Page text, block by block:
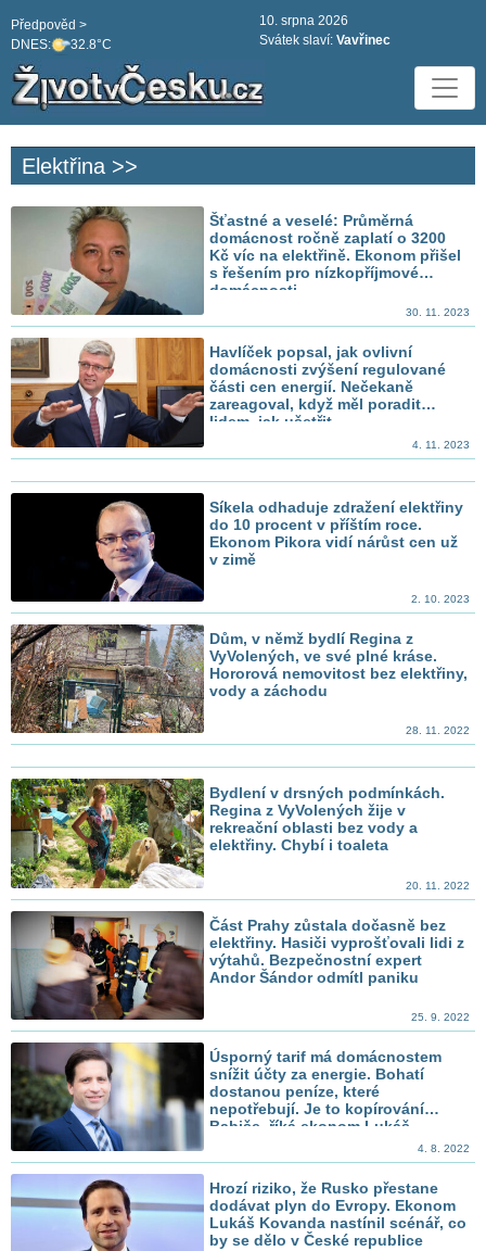
DNES: 32.8°C
Předpověd >
10. srpna 2026
Svátek slaví: Vavřinec
Elektřina >>
Šťastné a veselé: Průměrná
domácnost ročně zaplatí o 3200
Kč víc na elektřině. Ekonom přišel
s řešením pro nízkopříjmové
domácnosti
30. 11. 2023
Havlíček popsal, jak ovlivní
domácnosti zvýšení regulované
části cen energií. Nečekaně
zareagoval, když měl poradit
lidem, jak ušetřit
4. 11. 2023
Síkela odhaduje zdražení elektřiny
do 10 procent v příštím roce.
Ekonom Pikora vidí nárůst cen už
v zimě
2. 10. 2023
Dům, v němž bydlí Regina z
VyVolených, ve své plné kráse.
Hororová nemovitost bez elektřiny,
vody a záchodu
28. 11. 2022
Bydlení v drsných podmínkách.
Regina z VyVolených žije v
rekreační oblasti bez vody a
elektřiny. Chybí i toaleta
20. 11. 2022
Část Prahy zůstala dočasně bez
elektřiny. Hasiči vyprošťovali lidi z
výtahů. Bezpečnostní expert
Andor Šándor odmítl paniku
25. 9. 2022
Úsporný tarif má domácnostem
snížit účty za energie. Bohatí
dostanou peníze, které
nepotřebují. Je to kopírování
Babiše, říká ekonom Lukáš
4. 8. 2022
Hrozí riziko, že Rusko přestane
dodávat plyn do Evropy. Ekonom
Lukáš Kovanda nastínil scénář, co
by se dělo v České republice